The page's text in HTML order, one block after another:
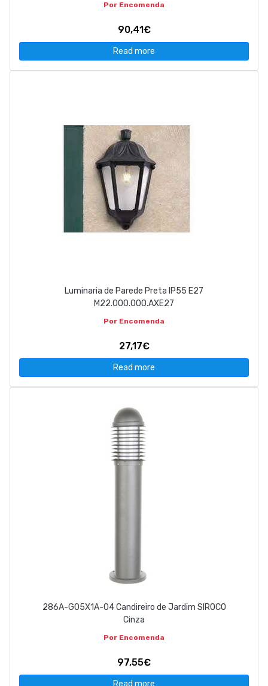
Por Encomenda
90,41€
Read more
Luminaria de Parede Preta IP55 E27
M22.000.000.AXE27
Por Encomenda
27,17€
Read more
286A-G05X1A-04 Candireiro de Jardim SIROCO
Cinza
Por Encomenda
97,55€